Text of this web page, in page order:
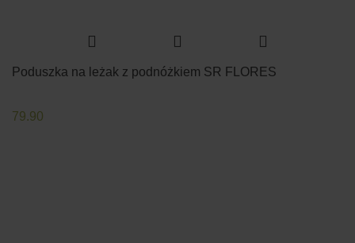
Poduszka na leżak z podnóżkiem SR FLORES
79.90